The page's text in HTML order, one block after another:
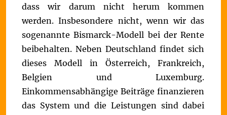
dass wir darum nicht herum kommen
werden. Insbesondere nicht, wenn wir das
sogenannte Bismarck-Modell bei der Rente
beibehalten. Neben Deutschland findet sich
dieses Modell in Österreich, Frankreich,
Belgien und Luxemburg.
Einkommensabhängige Beiträge finanzieren
das System und die Leistungen sind dabei